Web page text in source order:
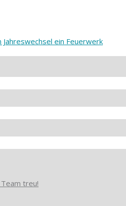
ein Feuerwerk
treu!